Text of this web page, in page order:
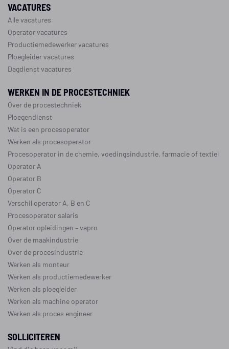
VACATURES
Alle vacatures
Operator vacatures
Productiemedewerker vacatures
Ploegleider vacatures
Dagdienst vacatures
WERKEN IN DE PROCESTECHNIEK
Over de procestechniek
Ploegendienst
Wat is een procesoperator
Werken als procesoperator
Procesoperator in de chemie, voedingsindustrie, farmacie oftextiel
Operator A
Operator B
Operator C
Verschil operator A, B en C
Procesoperator salaris
Operator opleidingen –vapro
Over de maakindustrie
Over de procesindustrie
Werken als monteur
Werken als productiemedewerker
Werken als ploegleider
Werken als machine operator
Werken als proces engineer
SOLLICITEREN